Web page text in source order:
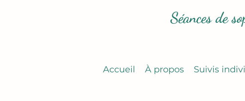
Séances de
Accueil À propos Suivis